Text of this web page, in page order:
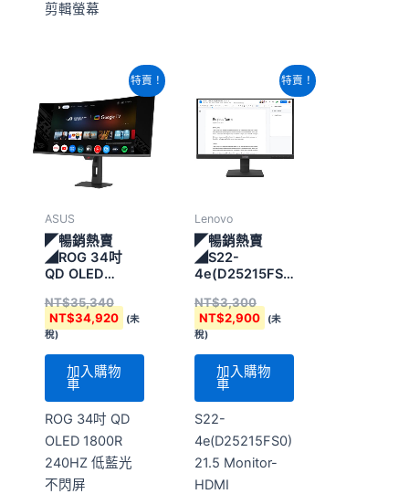
剪輯螢幕
特賣！
ASUS
◤暢銷熱賣
◢ROG 34吋
QD OLED
低藍光不閃屏
NT$35,340
價
格：
NT$35,340。
NT$34,920
目
前
價
格：
NT$34,920。
(未
稅)
加入購物
車
ROG 34吋 QD
OLED 1800R
240HZ 低藍光
不閃屏
特賣！
Lenovo
◤暢銷熱賣
◢S22-
4e(D25215FS0)21.5
NT$3,300
價
NT$3,300。
NT$2,900
價
(未
稅)
加入購物
車
S22-
4e(D25215FS0)
21.5 Monitor-
HDMI